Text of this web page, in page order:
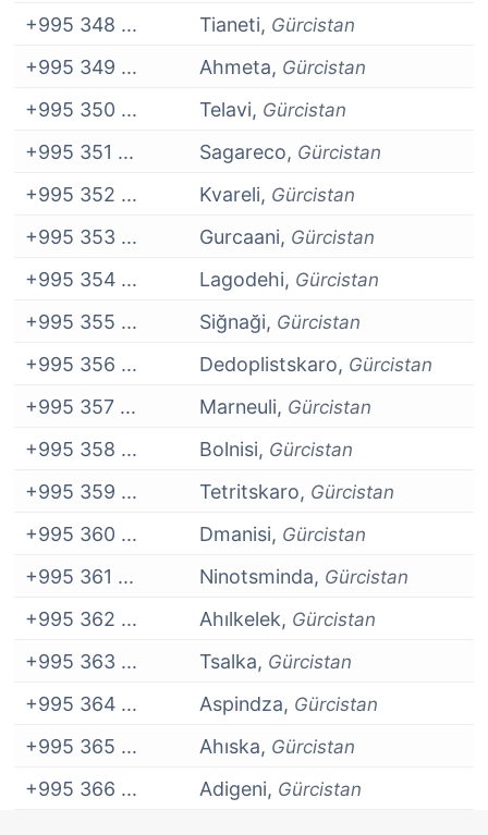
+995 348 ... Tianeti, Gürcistan
+995 349 ... Ahmeta, Gürcistan
+995 350 ... Telavi, Gürcistan
+995 351 ... Sagareco, Gürcistan
+995 352 ... Kvareli, Gürcistan
+995 353 ... Gurcaani, Gürcistan
+995 354 ... Lagodehi, Gürcistan
+995 355 ... Siğnaği, Gürcistan
+995 356 ... Dedoplistskaro, Gürcistan
+995 357 ... Marneuli, Gürcistan
+995 358 ... Bolnisi, Gürcistan
+995 359 ... Tetritskaro, Gürcistan
+995 360 ... Dmanisi, Gürcistan
+995 361 ... Ninotsminda, Gürcistan
+995 362 ... Ahılkelek, Gürcistan
+995 363 ... Tsalka, Gürcistan
+995 364 ... Aspindza, Gürcistan
+995 365 ... Ahıska, Gürcistan
+995 366 ... Adigeni, Gürcistan